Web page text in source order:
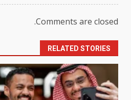
Comments are closed.
RELATED STORIES